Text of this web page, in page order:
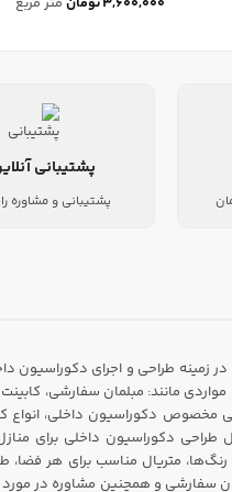
پشتیبانی
پشتیبانی و مشاوره
مانند: مبلمان سفارشی،
مخصوص دکوراسیون داخلی، انواع
دکوراسیون داخلی برای
متریال مناسب برای هر فضا،
سفارشی و همچنین مشاوره در